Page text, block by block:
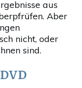
aus
Aber
nicht, oder
sind.